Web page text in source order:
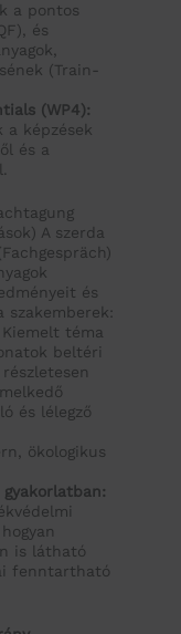
a pontos
és
(Train-
(WP4):
a képzések
és a
A szerda
és
szakemberek:
Kiemelt téma
beltéri
és lélegző
ökologikus
is látható
fenntartható